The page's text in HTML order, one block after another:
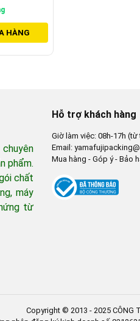
HÀNG
phẩm.
chất
máy
từ
Hỗ trợ khách hàng
Giờ làm việc: 08h-17h (từ
Email:
Mua hàng - Góp ý - Bảo
Copyright © 2013 - 2025 CÔNG